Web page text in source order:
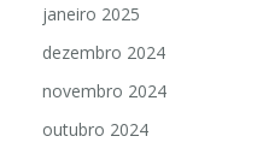
janeiro 2025
dezembro 2024
novembro 2024
outubro 2024